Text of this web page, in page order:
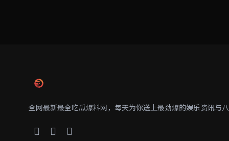
全网最新最全吃瓜爆料网，每天为你送上最劲爆的娱乐资讯与